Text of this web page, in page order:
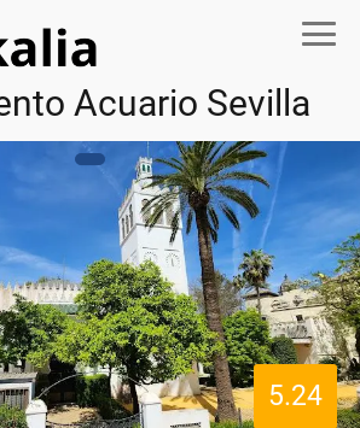
Acuario Sevilla
5.24